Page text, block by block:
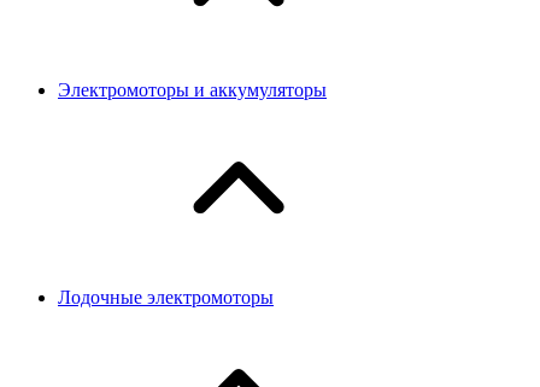
Электромоторы и аккумуляторы
Лодочные электромоторы